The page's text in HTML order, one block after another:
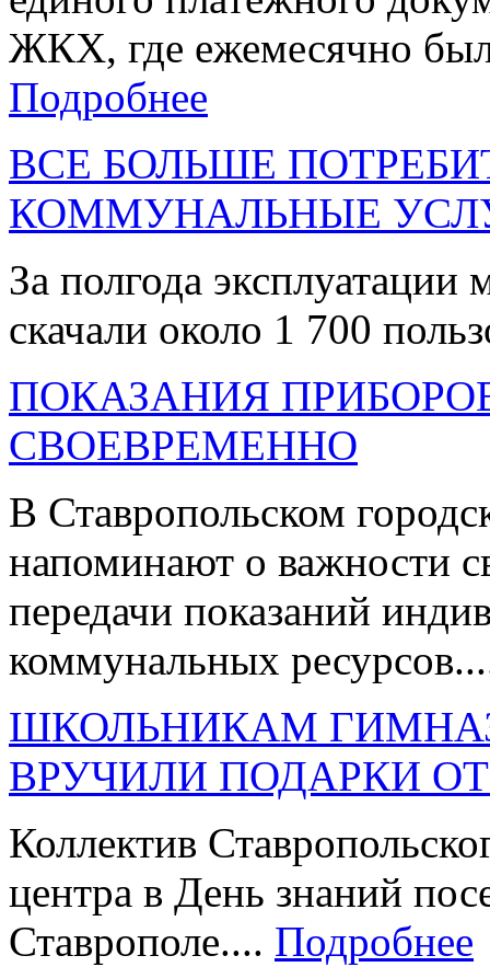
ЖКХ, где ежемесячно
Подробнее
ВСЕ БОЛЬШЕ
КОММУНАЛЬНЫЕ
За полгода
скачали около 1 700
ПОКАЗАНИЯ
СВОЕВРЕМЕННО
В Ставропольском
напоминают о важности
передачи показаний
коммунальных
ШКОЛЬНИКАМ
ВРУЧИЛИ ПОДАРКИ
Коллектив
центра в День знаний
Ставрополе.... Подробнее